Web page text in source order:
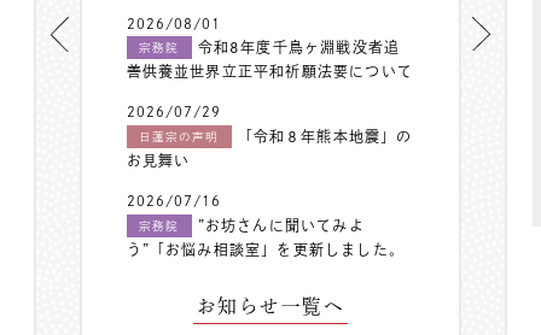
2026/08/01
宗務院
令和8年度千鳥ヶ淵戦没者追
善供養並世界立正平和祈願法要について
2026/07/29
日蓮宗の声明
「令和８年熊本地震」の
お見舞い
2026/07/16
宗務院
”お坊さんに聞いてみよ
う”「お悩み相談室」を更新しました。
お知らせ一覧へ